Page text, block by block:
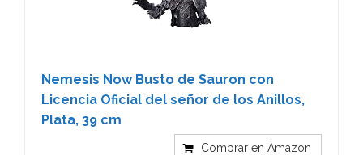
Nemesis Now Busto de Sauron con
Licencia Oficial del señor de los Anillos,
Plata, 39 cm
Comprar en Amazon